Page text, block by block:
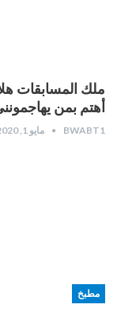
ملك المسابقات
أهتم بمن
BWABT1 مايو 1, 2020
مطبخ